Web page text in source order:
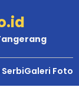
Galeri Foto